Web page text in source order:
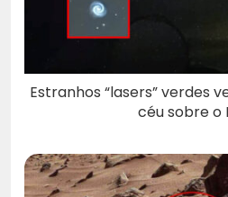
Estranhos “lasers” verdes
céu sobre o